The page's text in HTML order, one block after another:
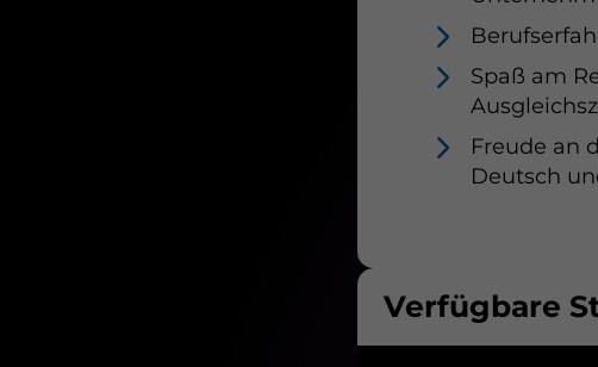
Spaß am
Freude an
Deutsch
Verfügbare